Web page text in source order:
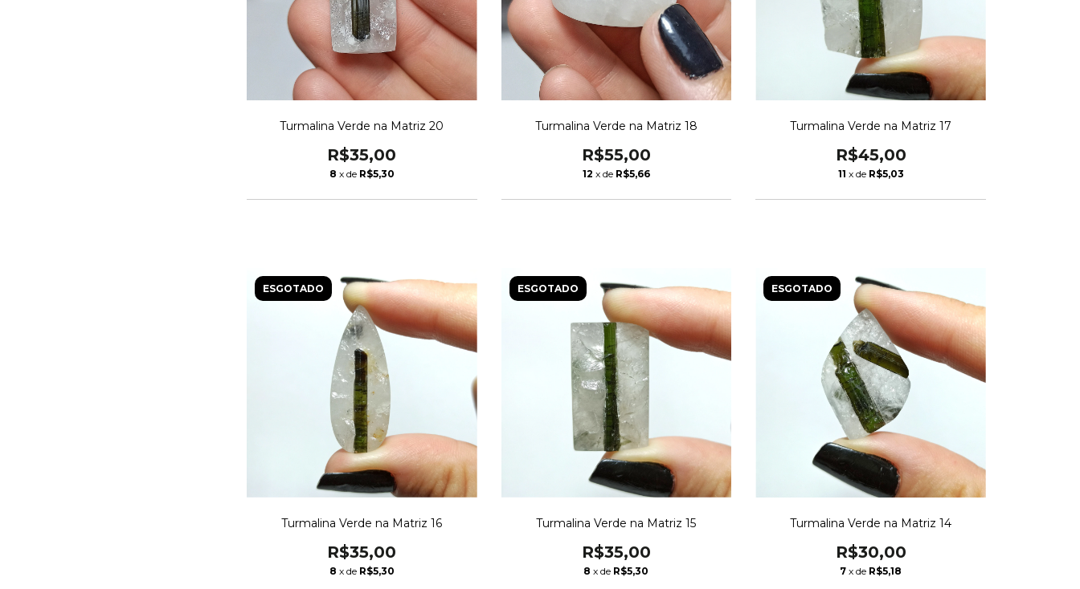
Turmalina Verde na Matriz 20
R$35,00
8 x de R$5,30
Turmalina Verde na Matriz 18
R$55,00
12 x de R$5,66
Turmalina Verde na Matriz 17
R$45,00
11 x de R$5,03
ESGOTADO
Turmalina Verde na Matriz 16
R$35,00
8 x de R$5,30
ESGOTADO
Turmalina Verde na Matriz 15
R$35,00
8 x de R$5,30
ESGOTADO
Turmalina Verde na Matriz 14
R$30,00
7 x de R$5,18